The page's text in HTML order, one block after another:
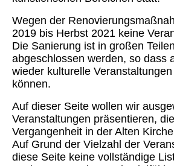
Wegen der
2019 bis Herbst 2021 keine
Die Sanierung ist in großen
abgeschlossen werden, so dass
wieder kulturelle
können.
Auf dieser Seite wollen wir
Veranstaltungen präsentieren,
Vergangenheit in der Alten
Auf Grund der Vielzahl der
diese Seite keine vollständige